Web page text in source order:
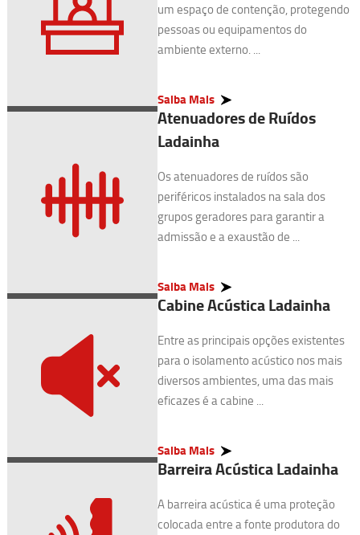
um espaço de contenção, protegendo
pessoas ou equipamentos do
ambiente externo. ...
Saiba Mais
Atenuadores de Ruídos
Ladainha
Os atenuadores de ruídos são
periféricos instalados na sala dos
grupos geradores para garantir a
admissão e a exaustão de ...
Saiba Mais
Cabine Acústica Ladainha
Entre as principais opções existentes
para o isolamento acústico nos mais
diversos ambientes, uma das mais
eficazes é a cabine ...
Saiba Mais
Barreira Acústica Ladainha
A barreira acústica é uma proteção
colocada entre a fonte produtora do